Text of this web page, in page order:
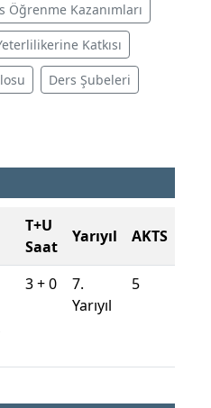
Öğrenme Kazanımları
Katkısı
Ders Şubeleri
T+U
Saat
Yarıyıl AKTS
3 + 0
7.
Yarıyıl
5